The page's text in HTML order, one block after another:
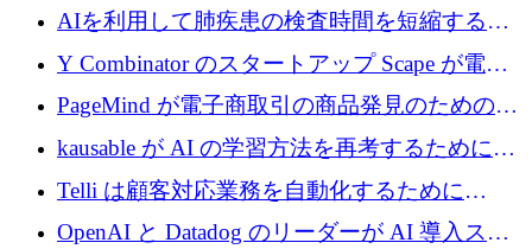
AIを利用して肺疾患の検査時間を短縮する英
国のヘルステック挑戦者が1900万ドルを獲得
Y Combinator のスタートアップ Scape が電子
メールを再考するために 320 万ドルを調達し
てステルスから浮上
PageMind が電子商取引の商品発見のための
AI を拡張するために 120 万ユーロを調達
kausable が AI の学習方法を再考するために
1,200 万ユーロを調達
Telli は顧客対応業務を自動化するために
1,500 万ドルのシードを確保
OpenAI と Datadog のリーダーが AI 導入スタ